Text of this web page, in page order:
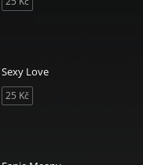
Sexy Love
25 Kč